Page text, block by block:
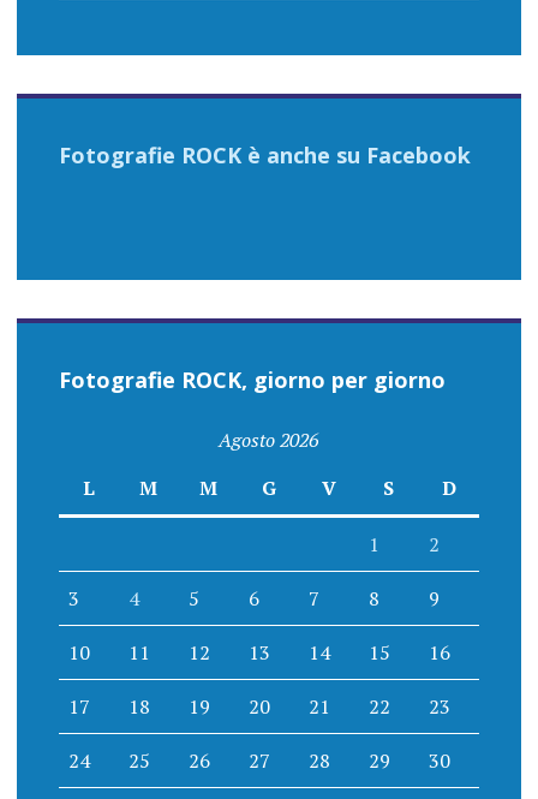
Fotografie ROCK è anche su Facebook
Fotografie ROCK, giorno per giorno
Agosto 2026
L
M M G V S D
1 2
3 4 5 6 7 8 9
10 11 12 13 14 15 16
17 18 19 20 21 22 23
24 25 26 27 28 29 30